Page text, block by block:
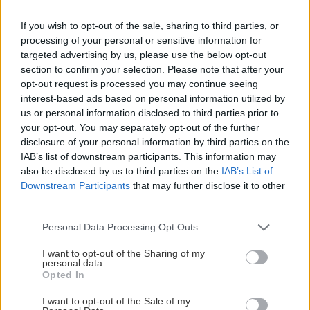
If you wish to opt-out of the sale, sharing to third parties, or
processing of your personal or sensitive information for
targeted advertising by us, please use the below opt-out
section to confirm your selection. Please note that after your
opt-out request is processed you may continue seeing
interest-based ads based on personal information utilized by
us or personal information disclosed to third parties prior to
your opt-out. You may separately opt-out of the further
disclosure of your personal information by third parties on the
IAB’s list of downstream participants. This information may
also be disclosed by us to third parties on the IAB’s List of
Downstream Participants that may further disclose it to other
Please note that this website/app uses one or more Google
not limited to your visit or usage behaviour. You may click to
grant or deny consent to Google and its third-party tags to
use your data for below specified purposes in below Google
consent section.
Personal Data Processing Opt Outs
I want to opt-out of the Sharing of my
personal data.
Opted In
I want to opt-out of the Sale of my
Οι τρεις σεζόν που προβλήθηκαν στο Fox από το
2003 ως το 2006 ήταν αρκετές να δημιουργήσουν
των δυσλειτουργικών της μελών είναι
απολαυστικότατες, ενώ τα «κρυμμένα» inside
jokes που διατρέχουν κάθε κύκλο της σειράς είναι